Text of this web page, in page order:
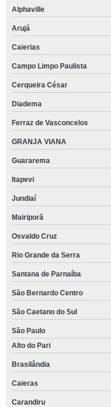
Alphaville
Arujá
Caierias
Campo Limpo Paulista
Cerqueira César
Diadema
Ferraz de Vasconcelos
GRANJA VIANA
Guararema
Itapevi
Jundiaí
Mairiporã
Osvaldo Cruz
Rio Grande da Serra
Santana de Parnaíba
São Bernardo Centro
São Caetano do Sul
São Paulo
Alto do Pari
Brasilândia
Caieras
Carandiru